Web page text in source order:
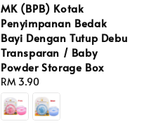
MK (BPB) Kotak
Penyimpanan Bedak
Bayi Dengan Tutup Debu
Transparan / Baby
Powder Storage Box
Regular
price
RM 3.90